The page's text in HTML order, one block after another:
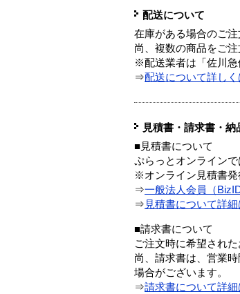
配送について
在庫がある場合のご
尚、複数の商品をご
※配送業者は「佐川急
⇒配送について詳しく
見積書・請求書・
■見積書について
ぷらっとオンライン
※オンライン見積書発
⇒一般法人会員（
⇒ 見積書について詳
■請求書について
ご注文時に希望され
尚、請求書は、営業
場合がございます。
⇒請求書について詳細